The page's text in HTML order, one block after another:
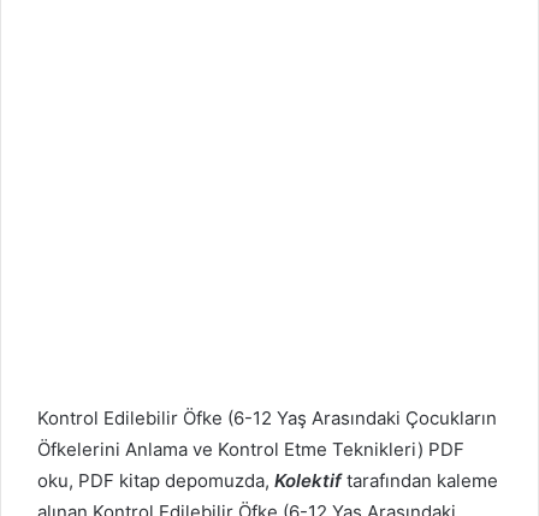
Kontrol Edilebilir Öfke (6-12 Yaş Arasındaki Çocukların
Öfkelerini Anlama ve Kontrol Etme Teknikleri) PDF
oku, PDF kitap depomuzda, Kolektiftarafından kaleme